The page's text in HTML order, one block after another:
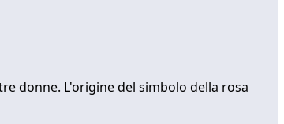
donne. L'origine del simbolo della rosa